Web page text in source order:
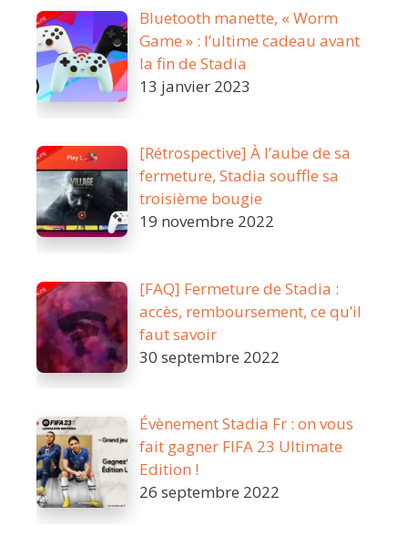
Bluetooth manette, « Worm
Game » : l’ultime cadeau avant
la fin de Stadia
13 janvier 2023
[Rétrospective] À l’aube de sa
fermeture, Stadia souffle sa
troisième bougie
19 novembre 2022
[FAQ] Fermeture de Stadia :
accès, remboursement, ce qu’il
faut savoir
30 septembre 2022
Évènement Stadia Fr : on vous
fait gagner FIFA 23 Ultimate
Edition !
26 septembre 2022